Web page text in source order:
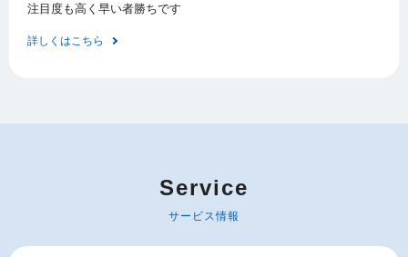
注目度も高く早い者勝ちです
詳しくはこちら
Service
サービス情報